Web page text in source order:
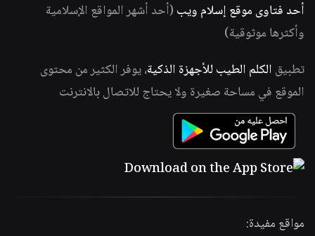
أحد فتاوى موقع إسلام ويب (أحد أشهر المواقع الإسلامية
وأكثرها موثوقية)
تطبيق الكلم الطيب للأجهزة الذكية، يوفر الكثير من محتوى
الموقع في مساحة صغيرة ولا يحتاج للاتصال بالانترنت
مواقع مفيدة: